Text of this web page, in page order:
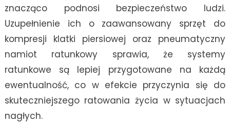
znacząco podnosi bezpieczeństwo ludzi.
Uzupełnienie ich o zaawansowany sprzęt do
kompresji klatki piersiowej oraz pneumatyczny
namiot ratunkowy sprawia, że systemy
ratunkowe są lepiej przygotowane na każdą
ewentualność, co w efekcie przyczynia się do
skuteczniejszego ratowania życia w sytuacjach
nagłych.